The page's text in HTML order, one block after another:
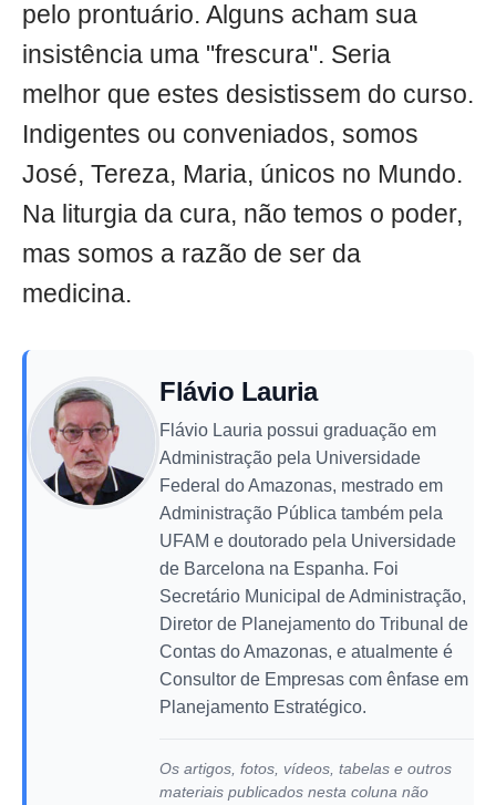
pelo prontuário. Alguns acham sua
insistência uma "frescura". Seria
melhor que estes desistissem do curso.
Indigentes ou conveniados, somos
José, Tereza, Maria, únicos no Mundo.
Na liturgia da cura, não temos o poder,
mas somos a razão de ser da
medicina.
Flávio Lauria
Flávio Lauria possui graduação em
Administração pela Universidade
Federal do Amazonas, mestrado em
Administração Pública também pela
UFAM e doutorado pela Universidade
de Barcelona na Espanha. Foi
Secretário Municipal de Administração,
Diretor de Planejamento do Tribunal de
Contas do Amazonas, e atualmente é
Consultor de Empresas com ênfase em
Planejamento Estratégico.
Os artigos, fotos, vídeos, tabelas e outros
materiais publicados nesta coluna não